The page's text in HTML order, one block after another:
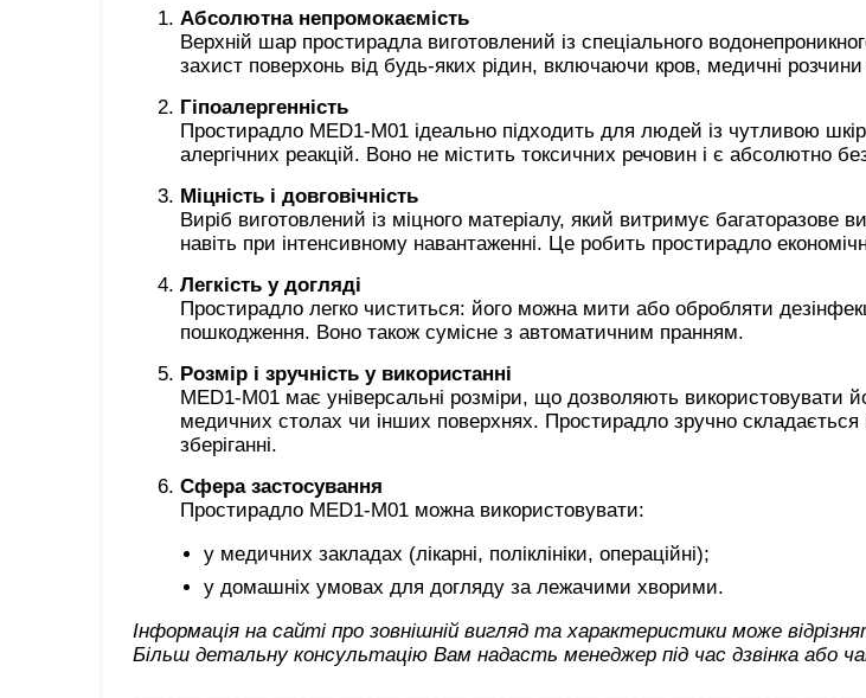
Абсолютна непромокаємість
Верхній шар простирадла виготовлений із спеціального
захист поверхонь від будь-яких рідин, включаючи кров, медичні розчини
Гіпоалергенність
Простирадло MED1-M01 ідеально підходить для людей із чутливою
алергічних реакцій. Воно не містить токсичних речовин і є абсолютно
Міцність і довговічність
Виріб виготовлений із міцного матеріалу, який витримує багаторазове
навіть при інтенсивному навантаженні. Це робить простирадло
Легкість у догляді
Простирадло легко чиститься: його можна мити або обробляти
пошкодження. Воно також сумісне з автоматичним пранням.
Розмір і зручність у використанні
MED1-M01 має універсальні розміри, що дозволяють використовувати
медичних столах чи інших поверхнях. Простирадло зручно складається
зберіганні.
Сфера застосування
Простирадло MED1-M01 можна використовувати:
у медичних закладах (лікарні, поліклініки, операційні);
у домашніх умовах для догляду за лежачими хворими.
Інформація на сайті про зовнішній вигляд та характеристики може
Більш детальну консультацію Вам надасть менеджер під час дзвінка або